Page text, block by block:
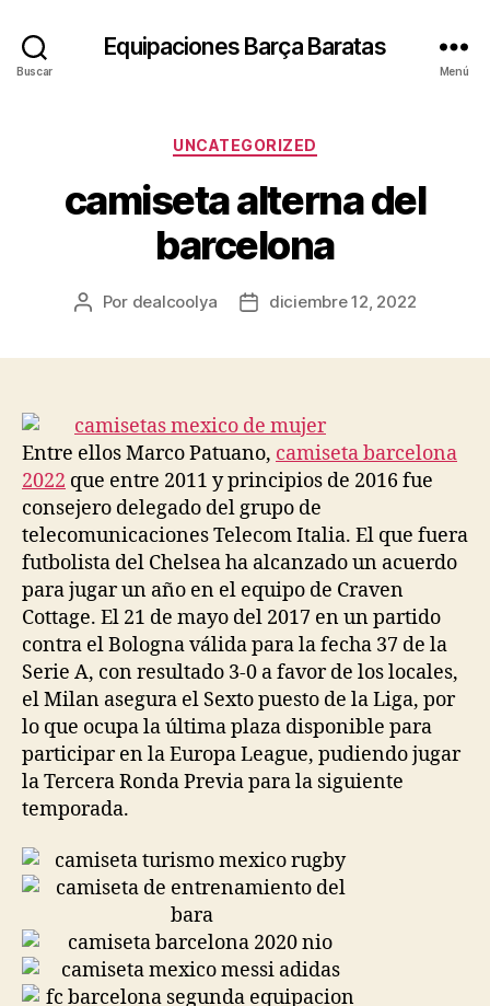
Buscar
Equipaciones Barça Baratas
Menú
Categorías
UNCATEGORIZED
camiseta alterna del
barcelona
Autor
Por dealcoolya
Fechadiciembre 12, 2022
Entre ellos Marco Patuano, camiseta barcelona
2022 que entre 2011 y principios de 2016 fue
consejero delegado del grupo de
telecomunicaciones Telecom Italia. El que fuera
futbolista del Chelsea ha alcanzado un acuerdo
para jugar un año en el equipo de Craven
Cottage. El 21 de mayo del 2017 en un partido
contra el Bologna válida para la fecha 37 de la
Serie A, con resultado 3-0 a favor de los locales,
el Milan asegura el Sexto puesto de la Liga, por
lo que ocupa la última plaza disponible para
participar en la Europa League, pudiendo jugar
la Tercera Ronda Previa para la siguiente
temporada.